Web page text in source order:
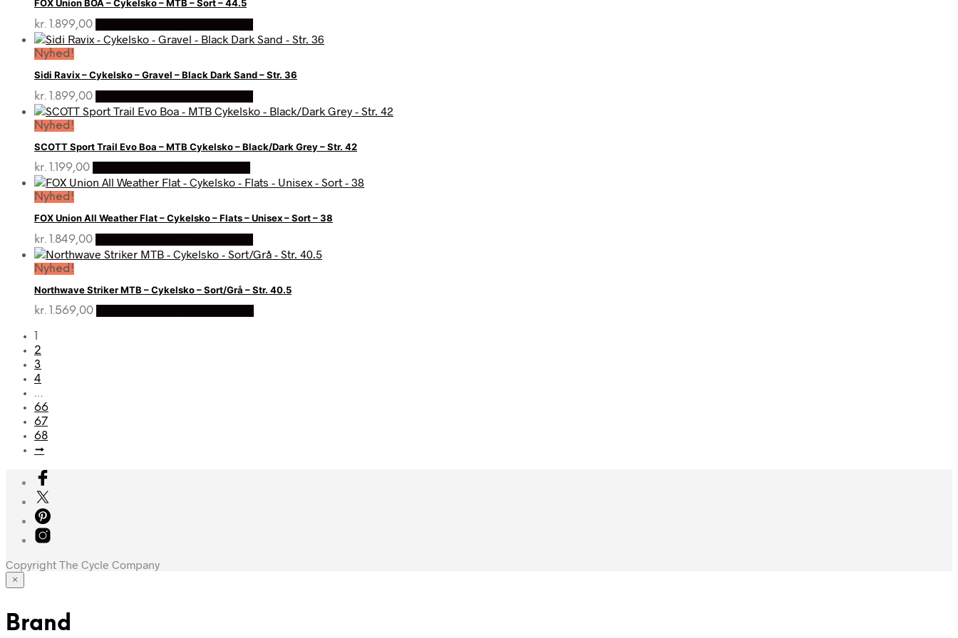
FOX Union BOA – Cykelsko – MTB – Sort – 44.5
kr. 1.899,00
Nyhed!
Sidi Ravix – Cykelsko – Gravel – Black Dark Sand – Str. 36
kr. 1.899,00
Nyhed!
SCOTT Sport Trail Evo Boa – MTB Cykelsko – Black/Dark Grey – Str. 42
kr. 1.199,00
Nyhed!
FOX Union All Weather Flat – Cykelsko – Flats – Unisex – Sort – 38
kr. 1.849,00
Nyhed!
Northwave Striker MTB – Cykelsko – Sort/Grå – Str. 40.5
kr. 1.569,00
1
2
3
4
…
66
67
68
→
Copyright The Cycle Company
×
Brand